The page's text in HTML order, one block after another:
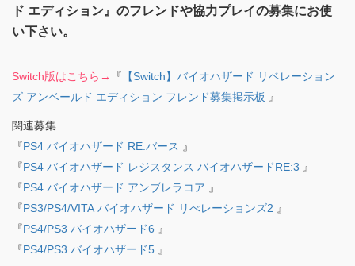
ド エディション』のフレンドや協力プレイの募集にお使
い下さい。
Switch版はこちら→ 『 【Switch】バイオハザード リベレーション
ズ アンベールド エディション フレンド募集掲示板 』
関連募集
『PS4 バイオハザード RE:バース 』
『PS4 バイオハザード レジスタンス バイオハザードRE:3 』
『PS4 バイオハザード アンブレラコア 』
『PS3/PS4/VITA バイオハザード リべレーションズ2 』
『PS4/PS3 バイオハザード6 』
『PS4/PS3 バイオハザード5 』